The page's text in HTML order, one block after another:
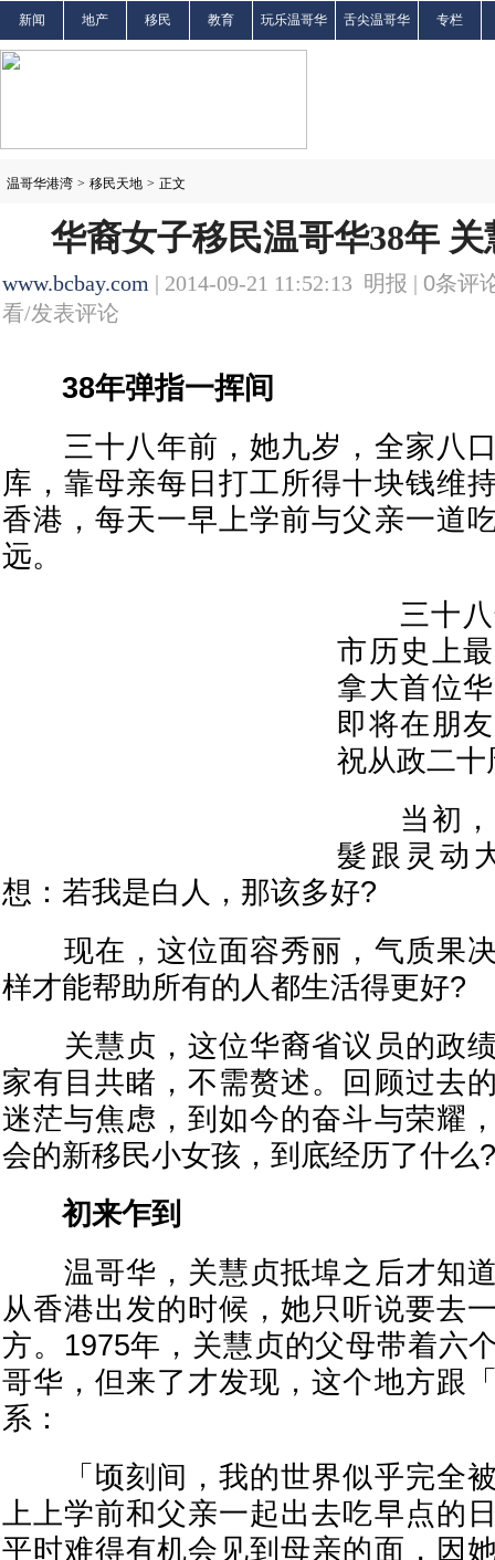
新闻 地产 移民 教育 玩乐温哥华 舌尖温哥华 专栏
温哥华港湾 > 移民天地 > 正文
华裔女子移民温哥华38年
www.bcbay.com | 2014-09-21 11:52:13 明报 | 0条评
看/发表评论
38年弹指一挥间
三十八年前，她九岁，全家八口
库，靠母亲每日打工所得十块钱维
香港，每天一早上学前与父亲一道
远。
三十八
市历史上
拿大首位
即将在朋
祝从政二十
当初，
髮跟灵动
想：若我是白人，那该多好?
现在，这位面容秀丽，气质果决
样才能帮助所有的人都生活得更好?
关慧贞，这位华裔省议员的政绩
家有目共睹，不需赘述。回顾过去
迷茫与焦虑，到如今的奋斗与荣耀
会的新移民小女孩，到底经历了什么?
初来乍到
温哥华，关慧贞抵埠之后才知道
从香港出发的时候，她只听说要去
方。1975年，关慧贞的父母带着六
哥华，但来了才发现，这个地方跟
系：
「顷刻间，我的世界似乎完全被
上上学前和父亲一起出去吃早点的
平时难得有机会见到母亲的面，因